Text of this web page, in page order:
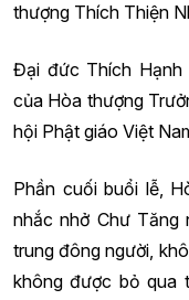
thượng Thích Thiện
Đại đức Thích Hạnh
của Hòa thượng
hội Phật giáo Việt
Phần cuối buổi lễ,
nhắc nhở Chư Tăng
trung đông người,
không được bỏ qua